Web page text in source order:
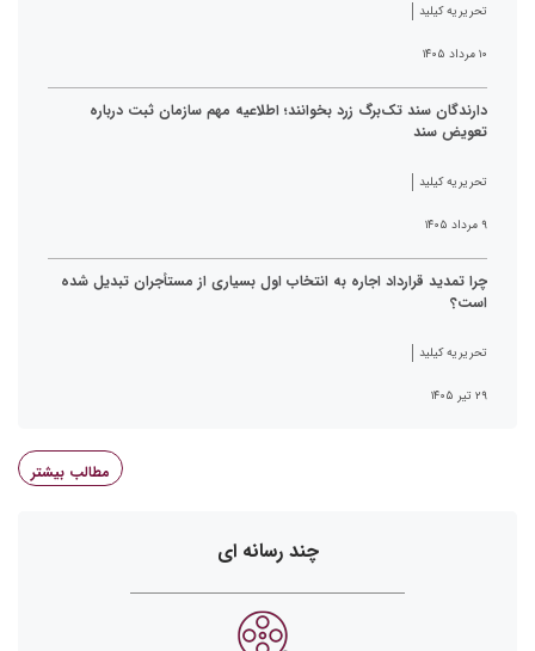
تحریریه کیلید
۱۰ مرداد ۱۴۰۵
دارندگان سند تک‌برگ زرد بخوانند؛ اطلاعیه مهم سازمان ثبت درباره
تعویض سند
تحریریه کیلید
۹ مرداد ۱۴۰۵
چرا تمدید قرارداد اجاره به انتخاب اول بسیاری از مستأجران تبدیل شده
است؟
تحریریه کیلید
۲۹ تیر ۱۴۰۵
مطالب بیشتر
چند رسانه ای